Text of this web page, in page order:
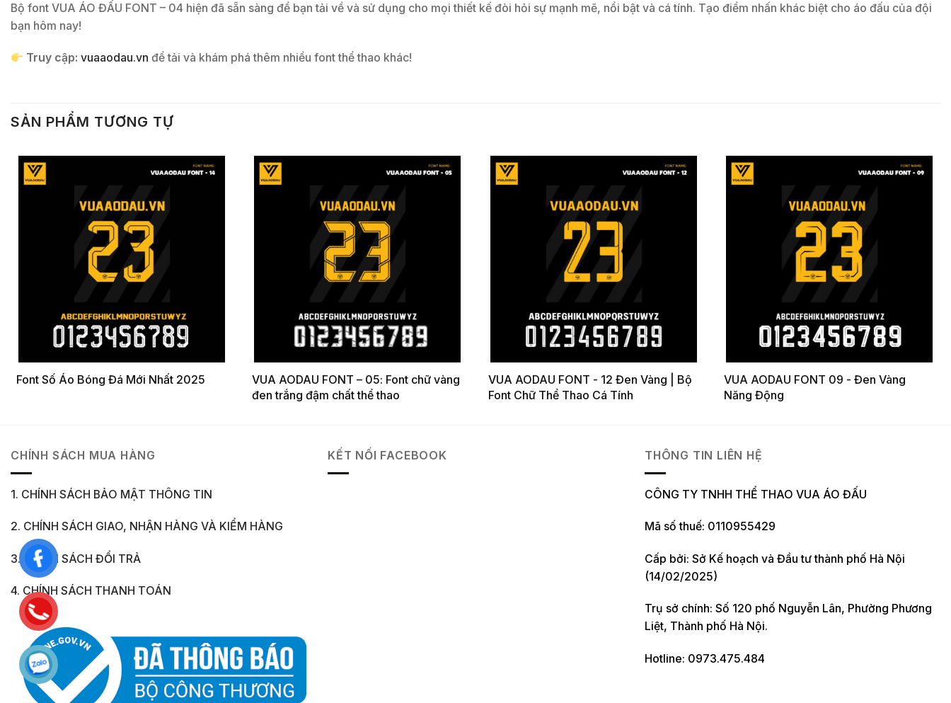
Bộ font VUA ÁO ĐẤU FONT – 04 hiện đã sẵn sàng để bạn tải về và sử dụng cho mọi thiết kế đòi hỏi sự mạnh mẽ, nổi bật và cá tính. Tạo điểm nhấn khác biệt cho áo đấu của đội
bạn hôm nay!
Truy cập: vuaaodau.vn để tải và khám phá thêm nhiều font thể thao khác!
SẢN PHẨM TƯƠNG TỰ
Font Số Áo Bóng Đá Mới Nhất 2025
VUA AODAU FONT – 05: Font chữ vàng
đen trắng đậm chất thể thao
VUA AODAU FONT - 12 Đen Vàng | Bộ
Font Chữ Thể Thao Cá Tính
VUA AODAU FONT 09 - Đen Vàng
Năng Động
CHÍNH SÁCH MUA HÀNG
1. CHÍNH SÁCH BẢO MẬT THÔNG TIN
2. CHÍNH SÁCH GIAO, NHẬN HÀNG VÀ KIỂM HÀNG
3. CHÍNH SÁCH ĐỔI TRẢ
4. CHÍNH SÁCH THANH TOÁN
KẾT NỐI FACEBOOK THÔNG TIN LIÊN HỆ
CÔNG TY TNHH THỂ THAO VUA ÁO ĐẤU
Mã số thuế: 0110955429
Cấp bởi: Sở Kế hoạch và Đầu tư thành phố Hà Nội
(14/02/2025)
Trụ sở chính: Số 120 phố Nguyễn Lân, Phường Phương
Liệt, Thành phố Hà Nội.
Hotline: 0973.475.484